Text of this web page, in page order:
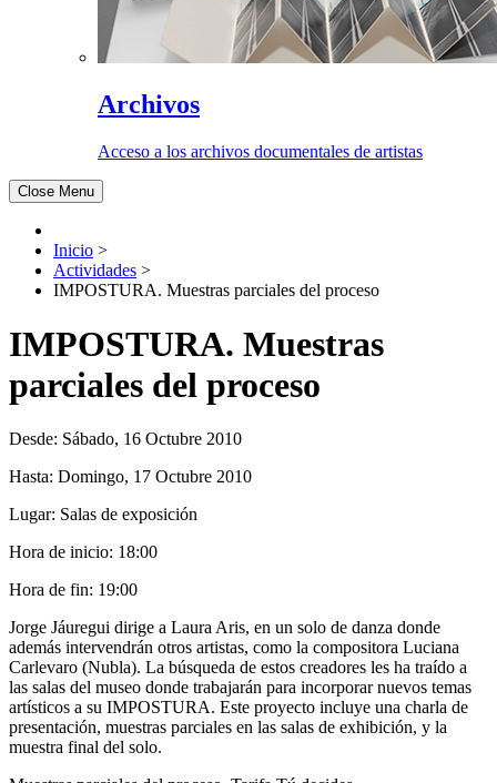
Archivos
Acceso a los archivos documentales de artistas
Close Menu
Inicio >
Actividades >
IMPOSTURA. Muestras parciales del proceso
IMPOSTURA. Muestras
parciales del proceso
Desde: Sábado, 16 Octubre 2010
Hasta: Domingo, 17 Octubre 2010
Lugar: Salas de exposición
Hora de inicio: 18:00
Hora de fin: 19:00
Jorge Jáuregui dirige a Laura Aris, en un solo de danza donde
además intervendrán otros artistas, como la compositora Luciana
Carlevaro (Nubla). La búsqueda de estos creadores les ha traído a
las salas del museo donde trabajarán para incorporar nuevos temas
artísticos a su IMPOSTURA. Este proyecto incluye una charla de
presentación, muestras parciales en las salas de exhibición, y la
muestra final del solo.